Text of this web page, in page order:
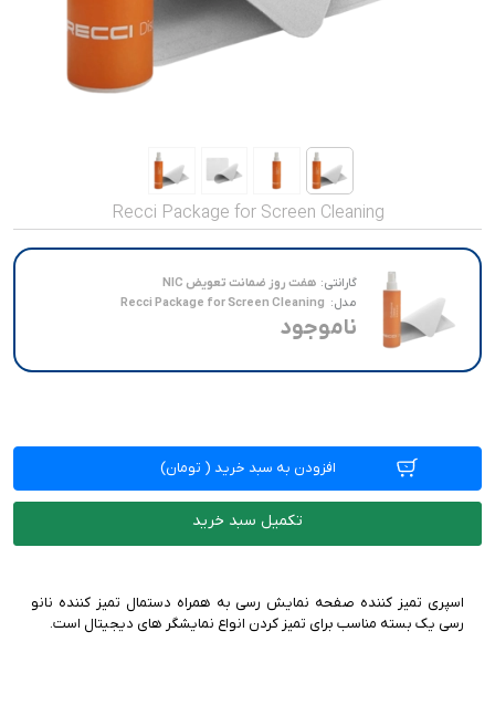
محصولات کارکرده
Recci Package for Screen Cleaning
گارانتی: هفت روز ضمانت تعویض NIC
مدل: Recci Package for Screen Cleaning
ناموجود
افزودن به سبد خرید ( تومان)
تکمیل سبد خرید
اسپری تمیز کننده صفحه نمایش رسی به همراه دستمال تمیز کننده نانو
رسی یک بسته مناسب برای تمیز کردن انواع نمایشگر های دیجیتال است.